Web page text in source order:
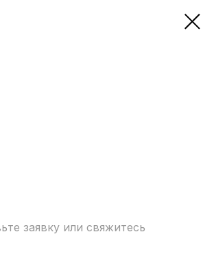
заявку или свяжитесь